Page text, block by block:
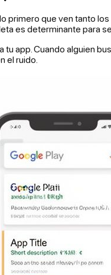
primero que ven tanto
es determinante para
app. Cuando alguien
el ruido.